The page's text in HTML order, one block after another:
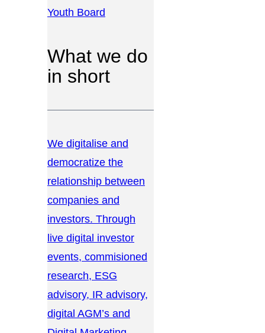
Youth Board
What we do
in short
We digitalise and
democratize the
relationship between
companies and
investors. Through
live digital investor
events, commisioned
research, ESG
advisory, IR advisory,
digital AGM’s and